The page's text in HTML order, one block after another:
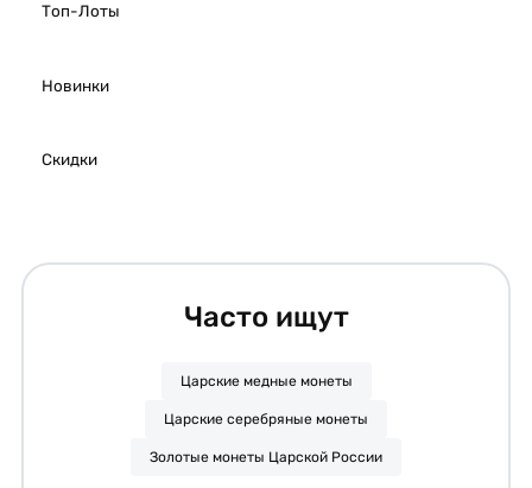
Топ-Лоты
Новинки
Скидки
Часто ищут
Царские медные монеты
Царские серебряные монеты
Золотые монеты Царской России